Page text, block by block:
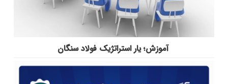
آموزش؛ یار استراتژیک فولاد سنگان